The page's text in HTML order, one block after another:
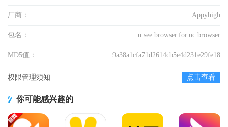
厂商： Appyhigh
包名： u.see.browser.for.uc.browser
MD5值： 9a38a1cfa71d2614cb5e4d231e29fe18
权限管理须知 点击查看
你可能感兴趣的